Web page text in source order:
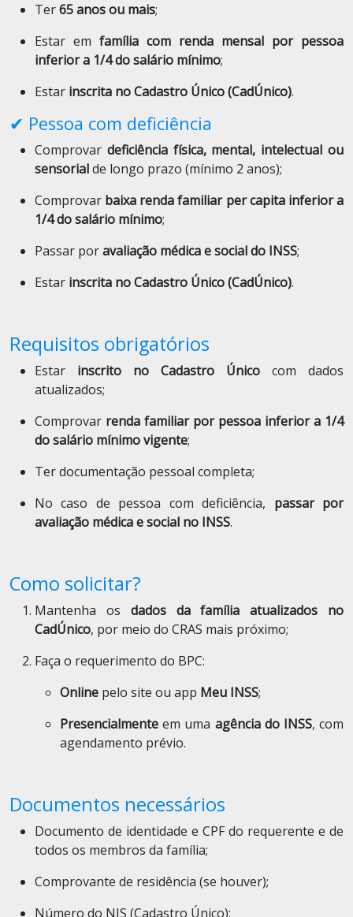
Ter65 anos ou mais;
Estar em família com renda mensal por pessoa
inferior a 1/4 do salário mínimo;
Estar inscrita no Cadastro Único (CadÚnico).
✔ Pessoa com deficiência
Comprovar deficiência física, mental, intelectual ou
sensorialde longo prazo (mínimo 2 anos);
Comprovar baixa renda familiar per capita inferior a
1/4 do salário mínimo;
Passar poravaliação médica e social do INSS;
Estar inscrita no Cadastro Único (CadÚnico).
Requisitos obrigatórios
Estar inscrito no Cadastro Único com dados
atualizados;
Comprovar renda familiar por pessoa inferior a 1/4
do salário mínimo vigente;
Ter documentação pessoal completa;
No caso de pessoa com deficiência, passar por
avaliação médica e social no INSS.
Como solicitar?
Mantenha os dados da família atualizados no
CadÚnico, por meio do CRAS mais próximo;
Faça o requerimento do BPC:
Online pelo site ou app Meu INSS;
Presencialmente em uma agência do INSS, com
agendamento prévio.
Documentos necessários
Documento de identidade e CPF do requerente e de
todos os membros da família;
Comprovante de residência (se houver);
Número do NIS (Cadastro Único);